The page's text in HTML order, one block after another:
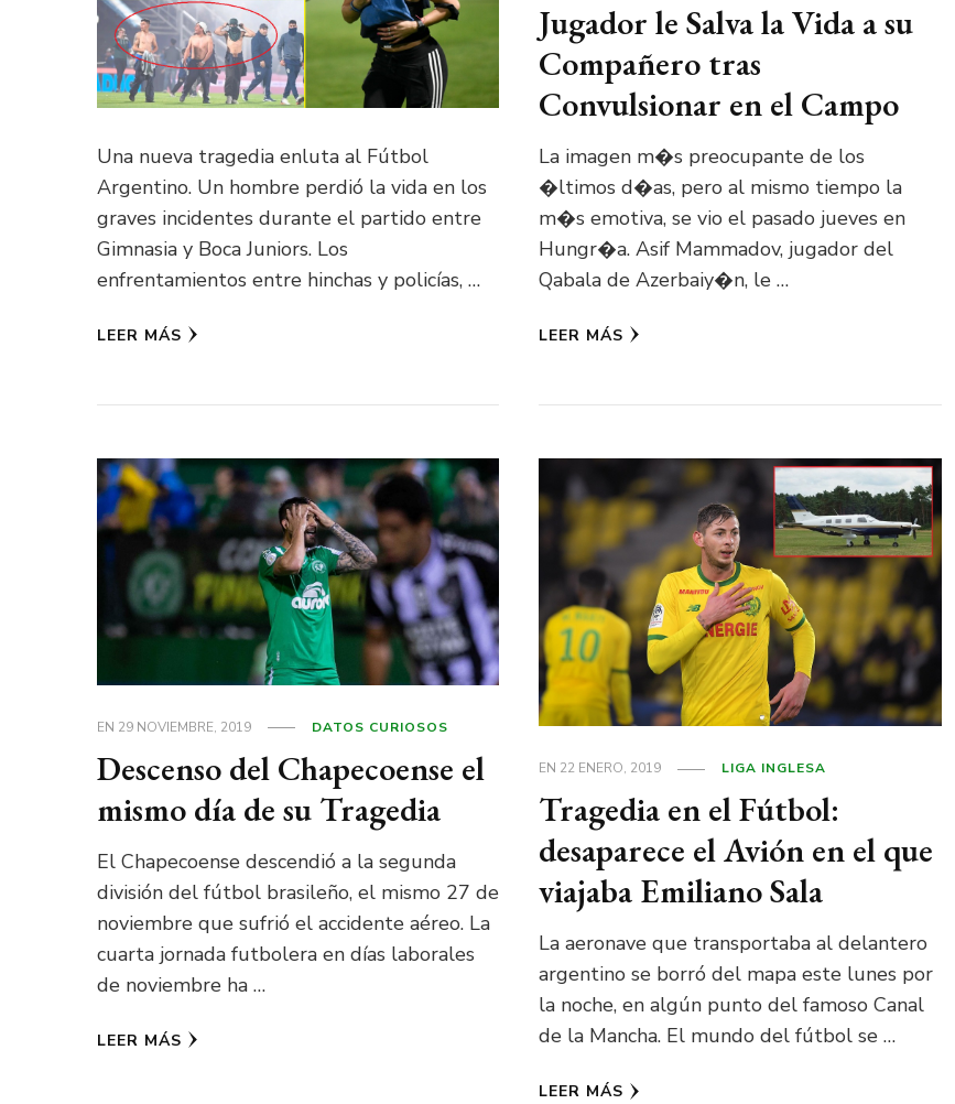
Una nueva tragedia enluta al Fútbol
Argentino. Un hombre perdió la vida en los
graves incidentes durante el partido entre
Gimnasia y Boca Juniors. Los
enfrentamientos entre hinchas y policías, …
LEER MÁS
Jugador le Salva la Vida a su
Compañero tras
Convulsionar en el Campo
La imagen m�s preocupante de los
�ltimos d�as, pero al mismo tiempo la
m�s emotiva, se vio el pasado jueves en
Hungr�a. Asif Mammadov, jugador del
Qabala de Azerbaiy�n, le …
LEER MÁS
EN 29 NOVIEMBRE, 2019 DATOS CURIOSOS
Descenso del Chapecoense el
mismo día de su Tragedia
El Chapecoense descendió a la segunda
división del fútbol brasileño, el mismo 27 de
noviembre que sufrió el accidente aéreo. La
cuarta jornada futbolera en días laborales
de noviembre ha …
LEER MÁS
EN 22 ENERO, 2019 LIGA INGLESA
Tragedia en el Fútbol:
desaparece el Avión en el que
viajaba Emiliano Sala
La aeronave que transportaba al delantero
argentino se borró del mapa este lunes por
la noche, en algún punto del famoso Canal
de la Mancha. El mundo del fútbol se …
LEER MÁS